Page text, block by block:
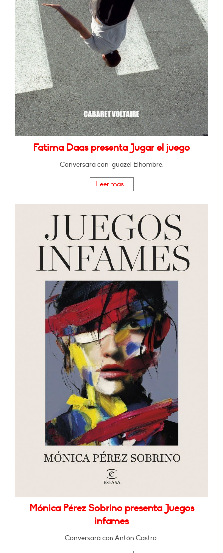
Fatima Daas presenta Jugar el juego
Conversará con Iguázel Elhombre.
Leer más...
Mónica Pérez Sobrino presenta Juegos
infames
Conversará con Antón Castro.